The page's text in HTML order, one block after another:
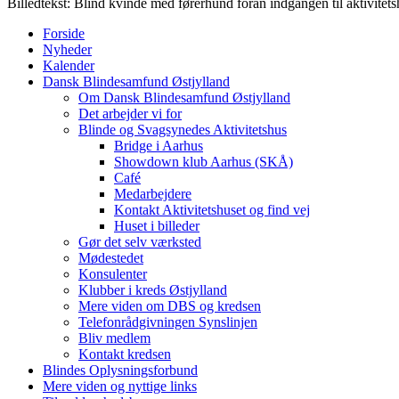
Billedtekst: Blind kvinde med førerhund foran indgangen til
Forside
Nyheder
Kalender
Dansk Blindesamfund Østjylland
Om Dansk Blindesamfund Østjylland
Det arbejder vi for
Blinde og Svagsynedes Aktivitetshus
Bridge i Aarhus
Showdown klub Aarhus (SKÅ)
Café
Medarbejdere
Kontakt Aktivitetshuset og find vej
Huset i billeder
Gør det selv værksted
Mødestedet
Konsulenter
Klubber i kreds Østjylland
Mere viden om DBS og kredsen
Telefonrådgivningen Synslinjen
Bliv medlem
Kontakt kredsen
Blindes Oplysningsforbund
Mere viden og nyttige links